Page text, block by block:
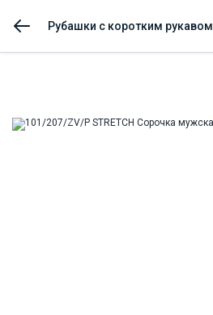
Рубашки с коротким рукавом